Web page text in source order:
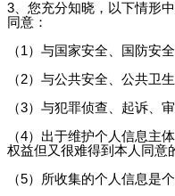
3、您充分知晓，以下情形
同意：
（1）与国家安全、国防安
（2）与公共安全、公共卫
（3）与犯罪侦查、起诉、
（4）出于维护个人信息主
权益但又很难得到本人同意
（5）所收集的个人信息是